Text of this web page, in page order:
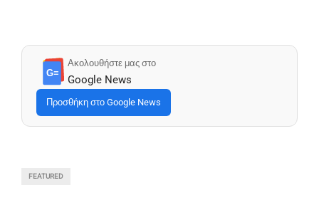
G≡
Ακολουθήστε μας στο
Google News
Προσθήκη στο Google News
FEATURED